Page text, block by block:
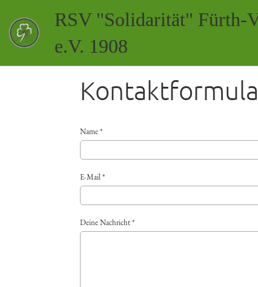
RSV "Solidarität" Fürth-
e.V. 1908
Name *
E-Mail *
Deine Nachricht *